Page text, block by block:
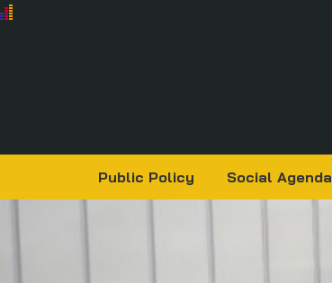
Public Policy Social Agenda